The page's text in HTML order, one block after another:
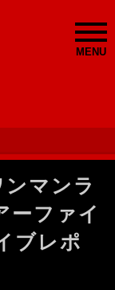
MENU
マンラ
ファイ
ブレポ